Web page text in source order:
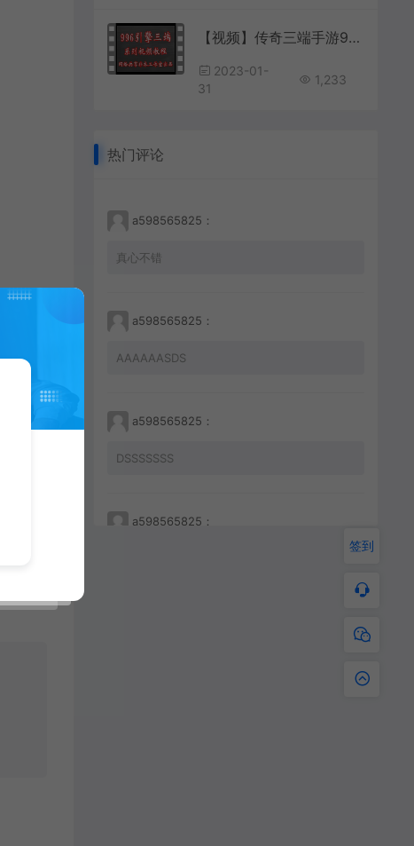
【视频】传奇三端手游996引擎数据库表分析 第19讲 菜单布局表cfg_menulayer
2023-01-
31
1,233
热门评论
a598565825：
真心不错
a598565825：
AAAAAASDS
a598565825：
DSSSSSSS
a598565825：
签到